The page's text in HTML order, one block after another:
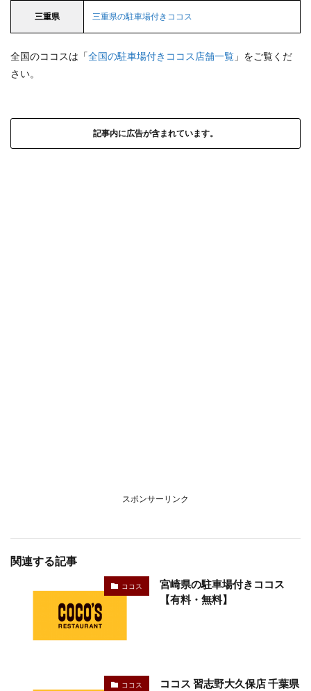
三重県 三重県の駐車場付きココス
全国のココスは「全国の駐車場付きココス店舗一覧 」をご覧くだ
さい。
記事内に広告が含まれています。
スポンサーリンク
関連する記事
ココス
宮崎県の駐車場付きココス
【有料・無料】
ココス
ココス 習志野大久保店 千葉県